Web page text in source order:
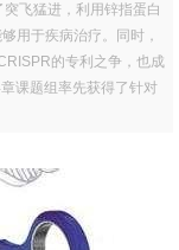
飞猛进，利用锌指蛋白
用于疾病治疗。同时，
的专利之争，也成
课题组率先获得了针对